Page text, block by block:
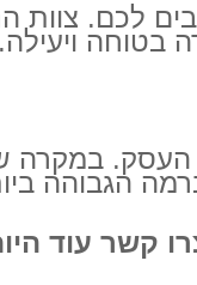
לכם.
העסק. במקרה
הגבוהה
קשר עוד